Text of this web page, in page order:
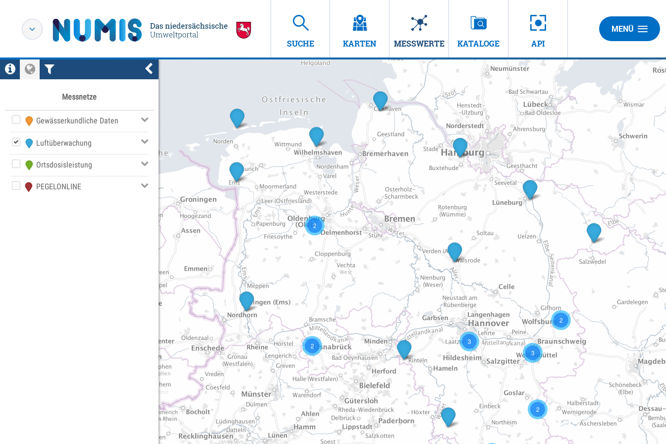
SUCHE KARTEN MESSWERTE KATALOGE API
MENÜ